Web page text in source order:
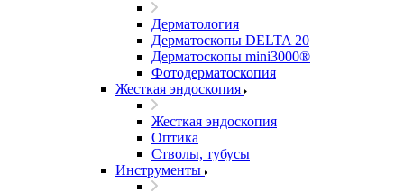
Дерматология
Дерматоскопы DELTA 20
Дерматоскопы mini3000®
Фотодерматоскопия
Жесткая эндоскопия
Жесткая эндоскопия
Оптика
Стволы, тубусы
Инструменты